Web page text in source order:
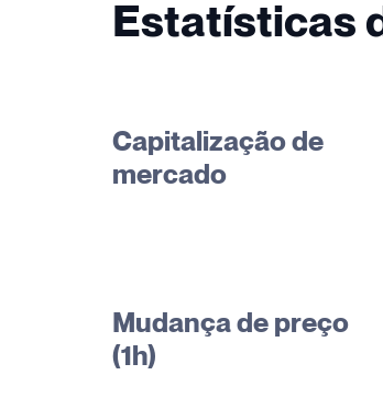
Estatísticas
Capitalização de
mercado
Mudança de preço
(1h)